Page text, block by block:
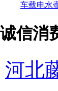
车载电水
诚信消
河北